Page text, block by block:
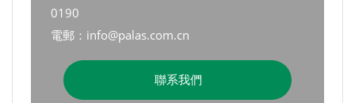
0190
電郵：info@palas.com.cn
聯系我們